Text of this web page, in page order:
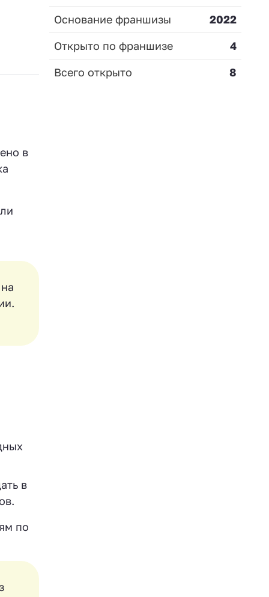
в
в
по
Основание франшизы
2022
Открыто по франшизе
4
Всего открыто
8